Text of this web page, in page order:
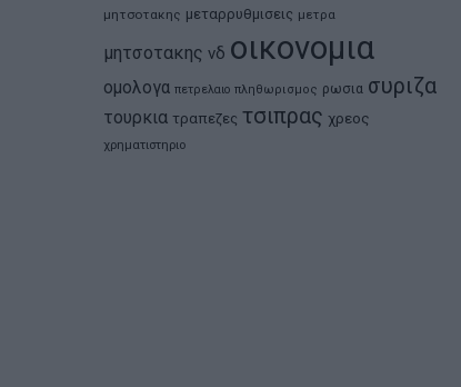
μητσοτακης μεταρρυθμισεις μετρα
μητσοτακης νδ οικονομια
ομολογα πετρελαιο πληθωρισμος ρωσια συριζα
τουρκια τραπεζες τσιπρας χρεος
χρηματιστηριο